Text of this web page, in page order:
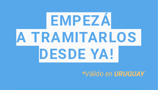
EMPEZÁ
A TRAMITARLOS
DESDE YA!
*Válido en URUGUAY